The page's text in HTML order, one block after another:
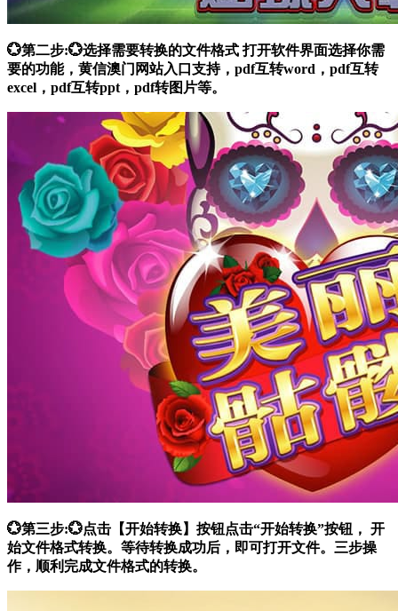
💮第二步:💮选择需要转换的文件格式 打开软件界面选择你需
要的功能，黄信澳门网站入口支持，pdf互转word，pdf互转
excel，pdf互转ppt，pdf转图片等。
💮第三步:💮点击【开始转换】按钮点击“开始转换”按钮， 开
始文件格式转换。等待转换成功后，即可打开文件。三步操
作，顺利完成文件格式的转换。